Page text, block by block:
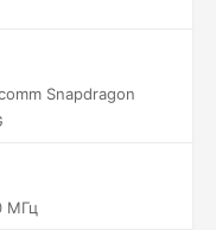
Snapdragon
МГц